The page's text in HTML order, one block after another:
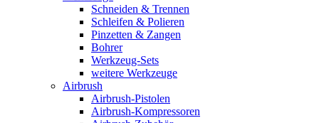
Schneiden & Trennen
Schleifen & Polieren
Pinzetten & Zangen
Bohrer
Werkzeug-Sets
weitere Werkzeuge
Airbrush
Airbrush-Pistolen
Airbrush-Kompressoren